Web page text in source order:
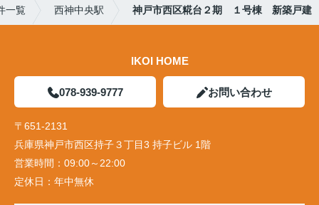
一覧 西神中央駅 神戸市西区糀台２期 １号棟 新築戸建
IKOI HOME
078-939-9777 お問い合わせ
〒651-2131
兵庫県神戸市西区持子３丁目3 持子ビル 1階
営業時間： 09:00～22:00
定休日： 年中無休